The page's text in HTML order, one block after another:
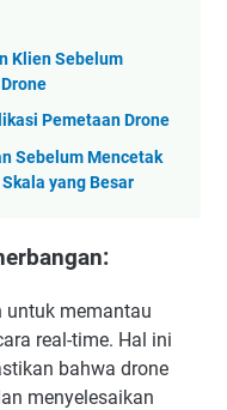
Klien Sebelum
Pemetaan Drone
Sebelum Mencetak
yang Besar
untuk memantau
real-time. Hal ini
bahwa drone
menyelesaikan